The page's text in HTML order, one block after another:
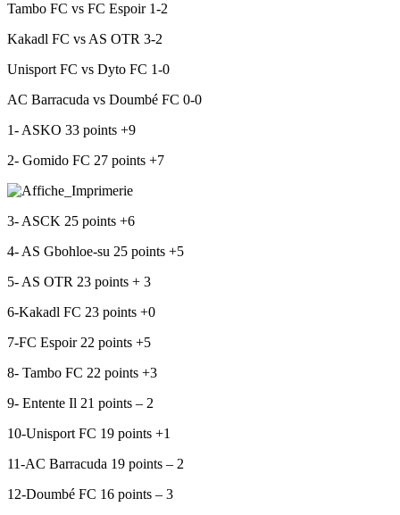
Tambo FC vs FC Espoir 1-2
Kakadl FC vs AS OTR 3-2
Unisport FC vs Dyto FC 1-0
AC Barracuda vs Doumbé FC 0-0
1- ASKO 33 points +9
2- Gomido FC 27 points +7
3- ASCK 25 points +6
4- AS Gbohloe-su 25 points +5
5- AS OTR 23 points + 3
6-Kakadl FC 23 points +0
7-FC Espoir 22 points +5
8- Tambo FC 22 points +3
9- Entente Il 21 points – 2
10-Unisport FC 19 points +1
11-AC Barracuda 19 points – 2
12-Doumbé FC 16 points – 3